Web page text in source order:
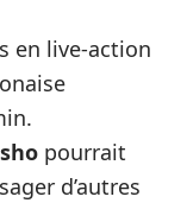
en live-action
pourrait
d’autres